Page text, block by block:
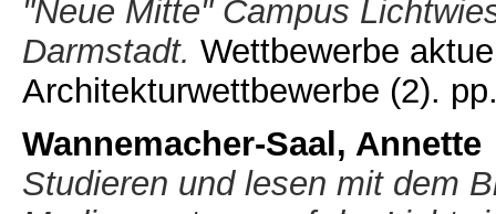
"Neue Mitte" Campus
Darmstadt. Wettbewerbe
Architekturwettbewerbe (2).
Wannemacher-Saal, Annette
Studieren und lesen mit dem